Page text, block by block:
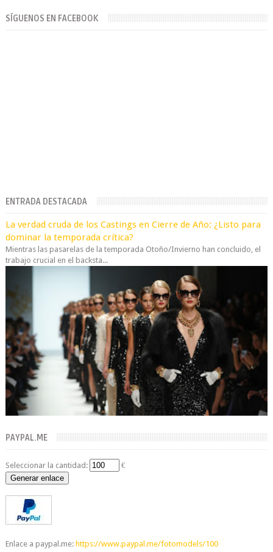
SÍGUENOS EN FACEBOOK
ENTRADA DESTACADA
La verdad cruda de los Castings en Cierre de Año: ¿Listo para
dominar la temporada crítica?
Mientras las pasarelas de la temporada Otoño/Invierno han concluido, el
trabajo crucial en el backsta...
PAYPAL.ME
Seleccionar la cantidad:
€
Generar enlace
Enlace a paypal.me: https://www.paypal.me/fotomodels/100